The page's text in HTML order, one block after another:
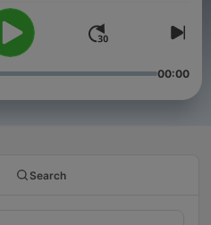
00:00
Search